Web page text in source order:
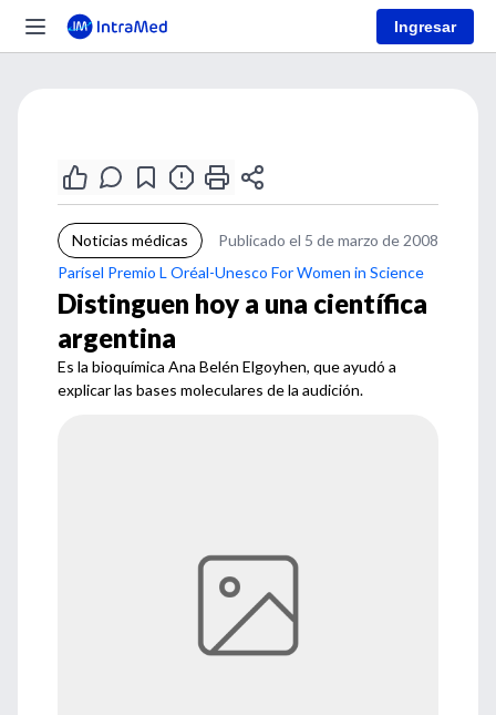
Ingresar
Noticias médicas
Publicado el 5 de marzo de 2008
Parísel Premio L Oréal-Unesco For Women in Science
Distinguen hoy a una científica
argentina
Es la bioquímica Ana Belén Elgoyhen, que ayudó a
explicar las bases moleculares de la audición.